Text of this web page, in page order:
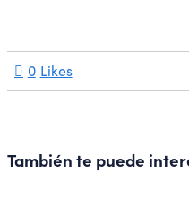
0 Likes
También te puede